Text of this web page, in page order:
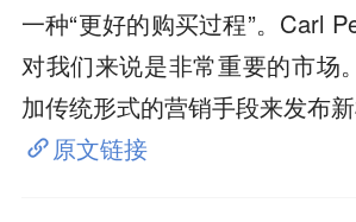
一种“更好的购买过程”。Carl
对我们来说是非常重要的市场
加传统形式的营销手段来发布新
原文链接